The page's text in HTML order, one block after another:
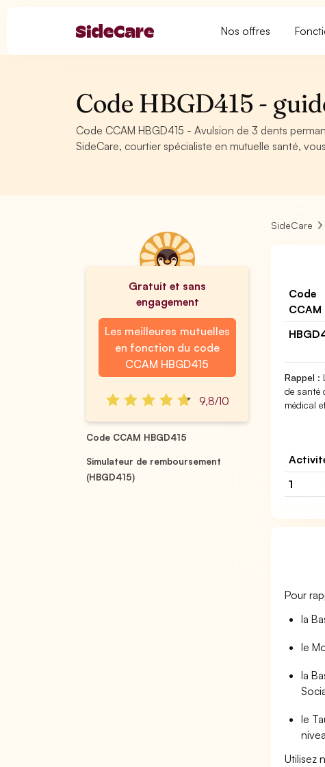
Nos offres
Code HBGD415 -
Code CCAM HBGD415 - Avulsion de 3 dents
SideCare, courtier spécialiste en mutuelle santé,
Gratuit et sans
engagement
Les meilleures mutuelles
en fonction du code
CCAM HBGD415
9,8/10
Code CCAM HBGD415
Simulateur de remboursement
(HBGD415)
SideCare
Code
CCAM
Rappel :
de santé
médical
1
Pour
la
le
la
le
Utilisez